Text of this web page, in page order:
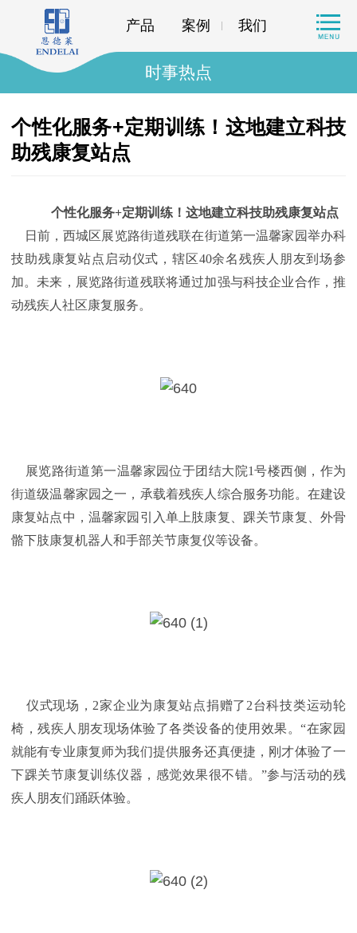
产品 案例 我们
时事热点
​个性化服务+定期训练！这地建立科技
助残康复站点
个性化服务+定期训练！这地建立科技助残康复站点
日前，西城区展览路街道残联在街道第一温馨家园举办科
技助残康复站点启动仪式，辖区40余名残疾人朋友到场参
加。未来，展览路街道残联将通过加强与科技企业合作，推
动残疾人社区康复服务。
展览路街道第一温馨家园位于团结大院1号楼西侧，作为
街道级温馨家园之一，承载着残疾人综合服务功能。在建设
康复站点中，温馨家园引入单上肢康复、踝关节康复、外骨
骼下肢康复机器人和手部关节康复仪等设备。
仪式现场，2家企业为康复站点捐赠了2台科技类运动轮
椅，残疾人朋友现场体验了各类设备的使用效果。“在家园
就能有专业康复师为我们提供服务还真便捷，刚才体验了一
下踝关节康复训练仪器，感觉效果很不错。”参与活动的残
疾人朋友们踊跃体验。